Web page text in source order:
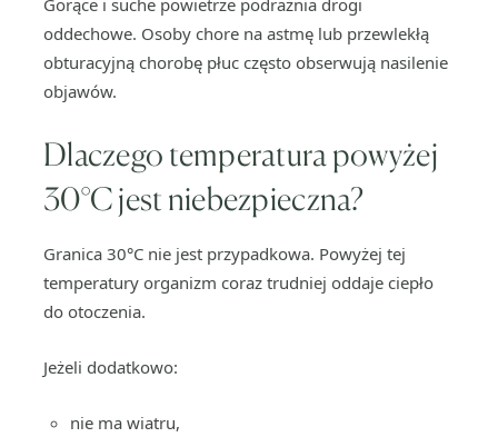
Gorące i suche powietrze podrażnia drogi
oddechowe. Osoby chore na astmę lub przewlekłą
obturacyjną chorobę płuc często obserwują nasilenie
objawów.
Dlaczego temperatura powyżej
30°C jest niebezpieczna?
Granica 30°C nie jest przypadkowa. Powyżej tej
temperatury organizm coraz trudniej oddaje ciepło
do otoczenia.
Jeżeli dodatkowo:
nie ma wiatru,